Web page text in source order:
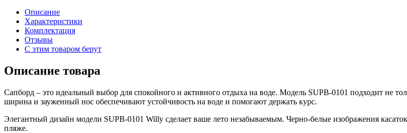
Описание
Характеристики
Комплектация
Отзывы
С этим товаром берут
Описание товара
Сапборд – это идеальный выбор для спокойного и активного отдыха на воде. Модель SUPB-0101 подходит не
ширина и зауженный нос обеспечивают устойчивость на воде и помогают держать курс.
Элегантный дизайн модели SUPB-0101 Willy сделает ваше лето незабываемым. Черно-белые изображения
пляже.